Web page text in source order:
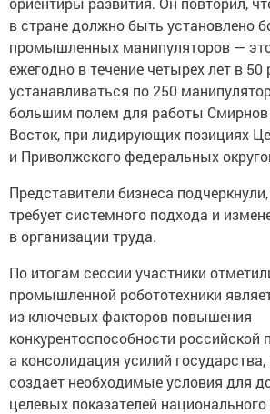
в стране должно быть установлено
промышленных манипуляторов —
ежегодно в течение четырех лет в
устанавливаться по 250
большим полем для работы
Восток, при лидирующих позициях
и Приволжского федеральных
Представители бизнеса
требует системного подхода и
в организации труда.
По итогам сессии участники
промышленной робототехники
из ключевых факторов повышения
конкурентоспособности
а консолидация усилий государства,
создает необходимые условия для
целевых показателей национального